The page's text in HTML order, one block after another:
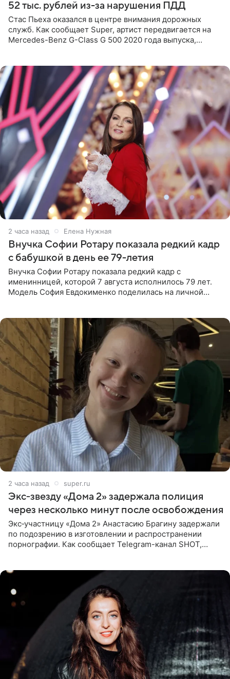
52 тыс. рублей из-за нарушения ПДД
Стас Пьеха оказался в центре внимания дорожных
служб. Как сообщает Super, артист передвигается на
Mercedes-Benz G-Class G 500 2020 года выпуска,
2 часа назад Елена Нужная
Внучка Софии Ротару показала редкий кадр
с бабушкой в день ее 79-летия
Внучка Софии Ротару показала редкий кадр с
именинницей, которой 7 августа исполнилось 79 лет.
Модель София Евдокименко поделилась на личной
2 часа назад super.ru
Экс‑звезду «Дома 2» задержала полиция
через несколько минут после освобождения
Экс‑участницу «Дома 2» Анастасию Брагину задержали
по подозрению в изготовлении и распространении
порнографии. Как сообщает Telegram-канал SHOT,